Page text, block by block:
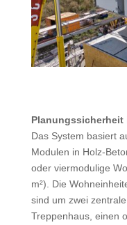
Planungssicherheit
Das System basiert
Modulen in Holz-
oder viermodulige
m²). Die
sind um zwei
Treppenhaus, einen